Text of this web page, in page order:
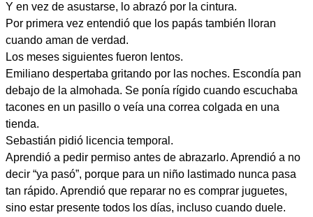
Y en vez de asustarse, lo abrazó por la cintura.
Por primera vez entendió que los papás también lloran
cuando aman de verdad.
Los meses siguientes fueron lentos.
Emiliano despertaba gritando por las noches. Escondía pan
debajo de la almohada. Se ponía rígido cuando escuchaba
tacones en un pasillo o veía una correa colgada en una
tienda.
Sebastián pidió licencia temporal.
Aprendió a pedir permiso antes de abrazarlo. Aprendió a no
decir “ya pasó”, porque para un niño lastimado nunca pasa
tan rápido. Aprendió que reparar no es comprar juguetes,
sino estar presente todos los días, incluso cuando duele.